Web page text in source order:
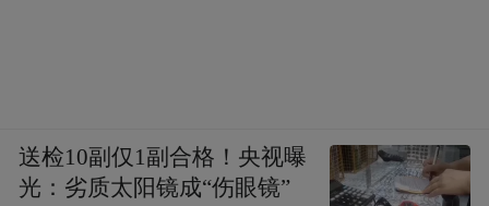
送检10副仅1副合格！央视曝
光：劣质太阳镜成“伤眼镜”